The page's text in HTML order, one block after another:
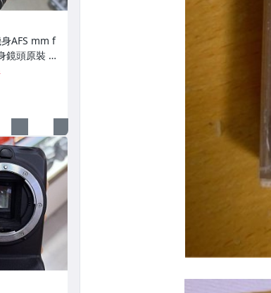
AFS mm f
鏡頭原裝 無
微使用痕